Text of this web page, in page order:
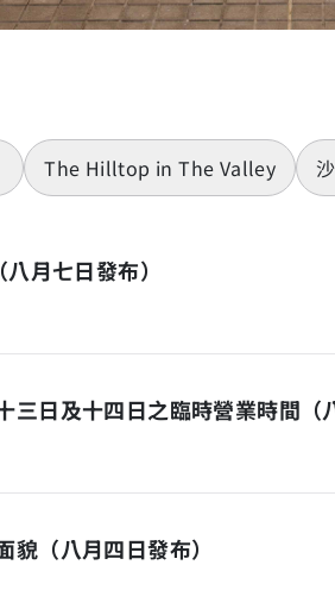
The Hilltop in The Valley
月七日發布）
日及十四日之臨時營業時間（
（八月四日發布）